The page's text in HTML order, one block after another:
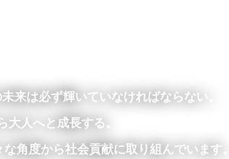
来は必ず輝いていなければならない。
人へと成長する。
角度から社会貢献に取り組んでいます。